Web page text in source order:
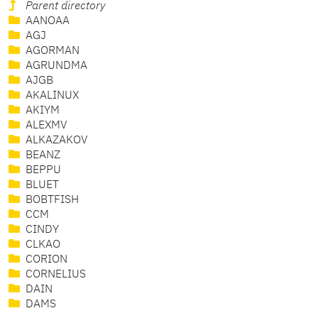
Parent directory
AANOAA
AGJ
AGORMAN
AGRUNDMA
AJGB
AKALINUX
AKIYM
ALEXMV
ALKAZAKOV
BEANZ
BEPPU
BLUET
BOBTFISH
CCM
CINDY
CLKAO
CORION
CORNELIUS
DAIN
DAMS